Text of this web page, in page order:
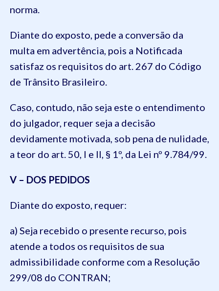
norma.
Diante do exposto, pede a conversão da
multa em advertência, pois a Notificada
satisfaz os requisitos do art. 267 do Código
de Trânsito Brasileiro.
Caso, contudo, não seja este o entendimento
do julgador, requer seja a decisão
devidamente motivada, sob pena de nulidade,
a teor do art. 50, I e II, § 1º, da Lei nº 9.784/99.
V – DOS PEDIDOS
Diante do exposto, requer:
a) Seja recebido o presente recurso, pois
atende a todos os requisitos de sua
admissibilidade conforme com a Resolução
299/08 do CONTRAN;